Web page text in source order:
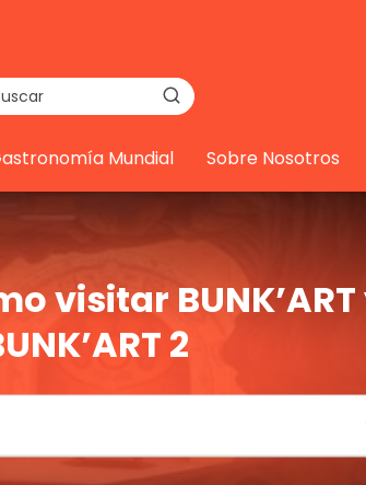
Mundial Sobre Nosotros
visitar BUNK’ART
2